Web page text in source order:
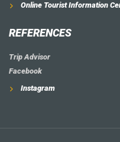
Online Tourist Information
REFERENCES
Trip Advisor
Facebook
Instagram